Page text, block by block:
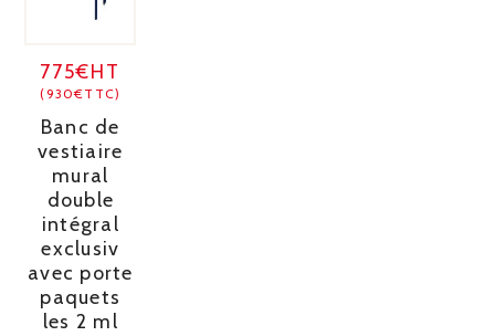
775€HT
(930€TTC)
Banc de
vestiaire
mural
double
intégral
exclusiv
avec porte
paquets
les 2 ml